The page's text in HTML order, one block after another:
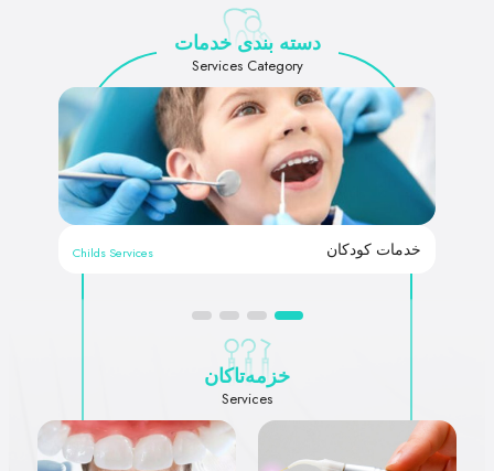
دسته بندی خدمات
Services Category
خدمات کودکان Childs Services
1
2
خزمەتاکان
Services